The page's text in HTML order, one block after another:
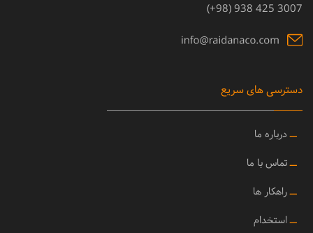
3007 425 938 (98+)
دسترسی های سریع
ــ درباره ما
ــتماس با ما
ــراهکار ها
ــ استخدام